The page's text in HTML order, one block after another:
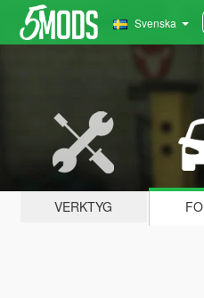
Svenska
VERKTYG